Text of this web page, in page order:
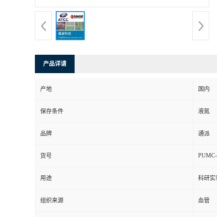
产品详请
产地 国内
保存条件 液氮
品牌 通派
货号
用途 科研实
组织来源 血管